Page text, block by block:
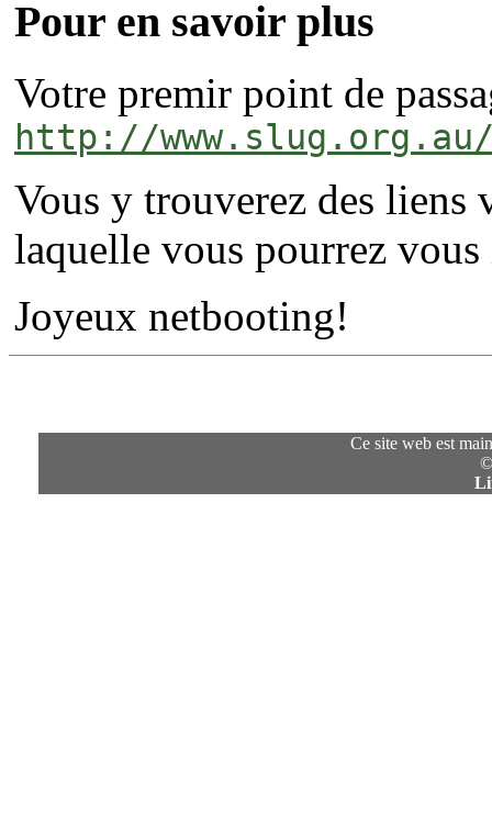
Pour en savoir plus
Votre premir point de
http://
Vous y trouverez des liens
laquelle vous pourrez
Joyeux netbooting!
Ce site web est
©